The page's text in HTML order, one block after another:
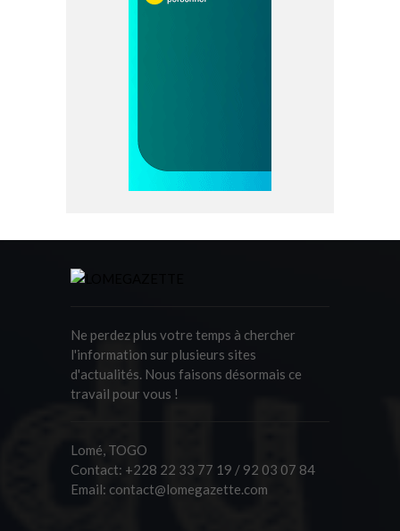
Ne perdez plus votre temps à chercher
l'information sur plusieurs sites
d'actualités. Nous faisons désormais ce
travail pour vous !
Lomé, TOGO
Contact: +228 22 33 77 19 / 92 03 07 84
Email: contact@lomegazette.com